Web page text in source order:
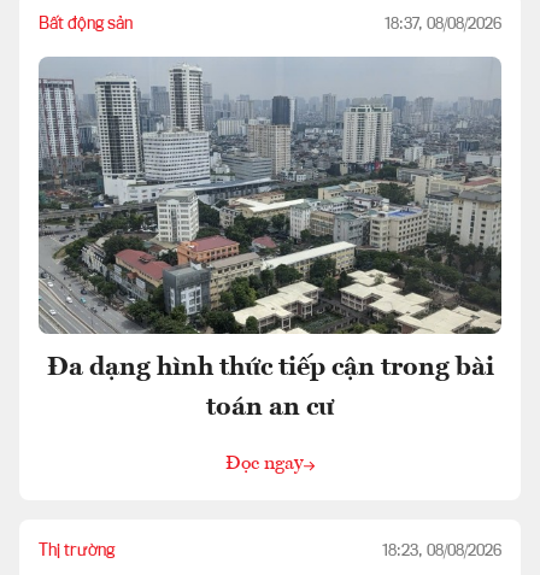
Bất động sản 18:37, 08/08/2026
Đa dạng hình thức tiếp cận trong bài
toán an cư
Đọc ngay
Thị trường 18:23, 08/08/2026